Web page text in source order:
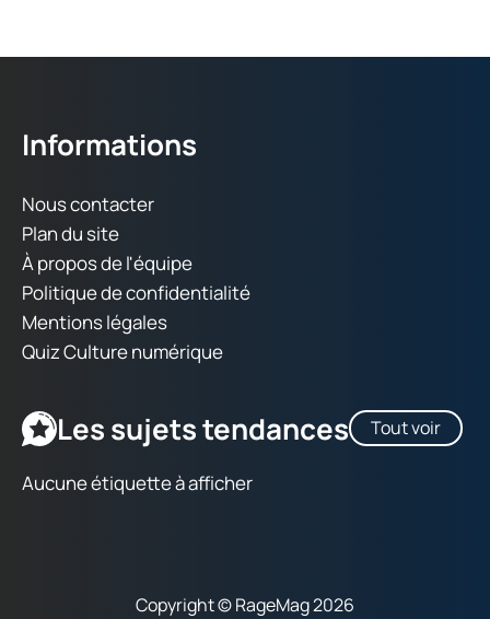
Informations
Nous contacter
Plan du site
À propos de l'équipe
Politique de confidentialité
Mentions légales
Quiz Culture numérique
Les sujets tendances Tout voir
Aucune étiquette à afficher
Copyright © RageMag 2026